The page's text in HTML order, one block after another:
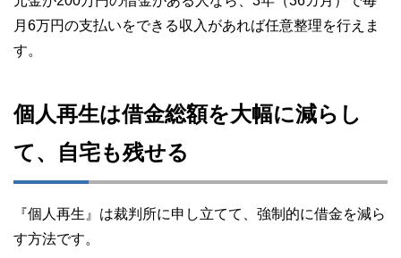
月6万円の支払いをできる収入があれば任意整理を行えま
す。
個人再生は借金総額を大幅に減らし
て、自宅も残せる
『個人再生』は裁判所に申し立てて、強制的に借金を減ら
す方法です。